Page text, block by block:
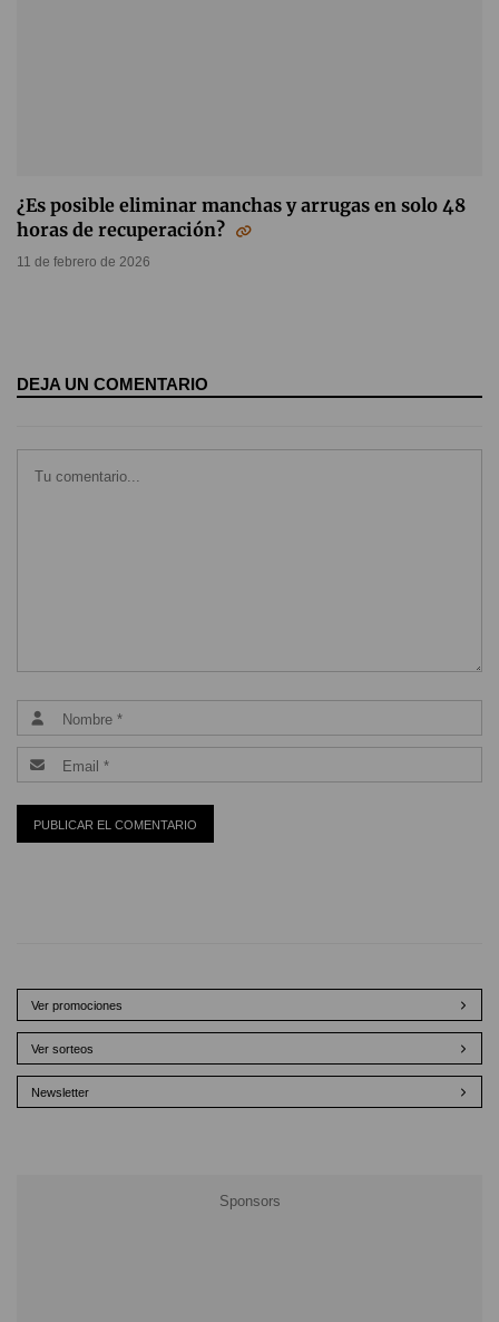
¿Es posible eliminar manchas y arrugas en solo 48
horas de recuperación?
11 de febrero de 2026
DEJA UN COMENTARIO
Ver promociones
Ver sorteos
Newsletter